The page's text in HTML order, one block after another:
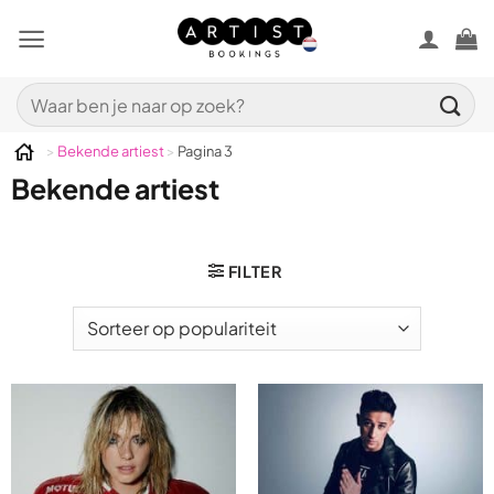
naar
Zoeken
naar:
> Bekende artiest> Pagina 3
Bekende artiest
FILTER